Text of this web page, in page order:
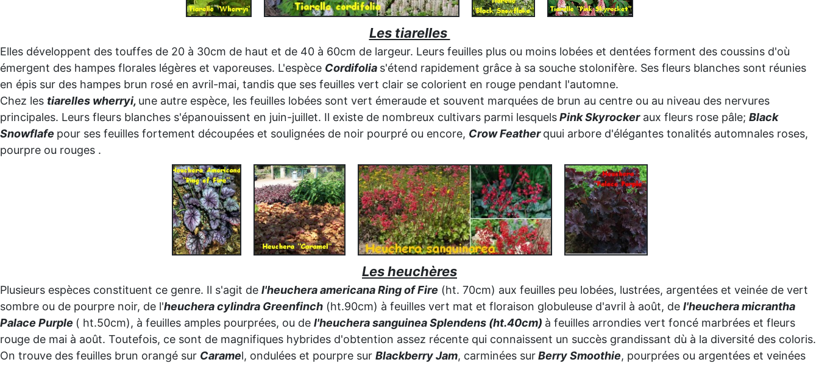
Les tiarelles
Elles développent des touffes de 20 à 30cm de haut et de 40 à 60cm de largeur. Leurs feuilles plus ou moins lobées et dentées forment des coussins d'où
émergent des hampes florales légères et vaporeuses. L'espèce Cordifolia s'étend rapidement grâce à sa souche stolonifère. Ses fleurs blanches sont réunies
en épis sur des hampes brun rosé en avril-mai, tandis que ses feuilles vert clair se colorient en rouge pendant l'automne.
Chez les tiarelles wherryi, une autre espèce, les feuilles lobées sont vert émeraude et souvent marquées de brun au centre ou au niveau des nervures
principales. Leurs fleurs blanches s'épanouissent en juin-juillet. Il existe de nombreux cultivars parmi lesquelsPink Skyrockeraux fleurs rose pâle; Black
Snowflafe pour ses feuilles fortement découpées et soulignées de noir pourpré ou encore, Crow Featherquui arbore d'élégantes tonalités automnales roses,
pourpre ou rouges .
Les heuchères
Plusieurs espèces constituent ce genre. Il s'agit de l'heuchera americana Ring of Fire (ht. 70cm) aux feuilles peu lobées, lustrées, argentées et veinée de vert
sombre ou de pourpre noir, de l'heuchera cylindra Greenfinch (ht.90cm) à feuilles vert mat et floraison globuleuse d'avril à août, de l'heuchera micrantha
Palace Purple ( ht.50cm), à feuilles amples pourprées, ou de l'heuchera sanguinea Splendens (ht.40cm) à feuilles arrondies vert foncé marbrées et fleurs
rouge de mai à août. Toutefois, ce sont de magnifiques hybrides d'obtention assez récente qui connaissent un succès grandissant dù à la diversité des coloris.
On trouve des feuilles brun orangé sur Caramel, ondulées et pourpre sur Blackberry Jam, carminées surBerry Smoothie, pourprées ou argentées et veinées